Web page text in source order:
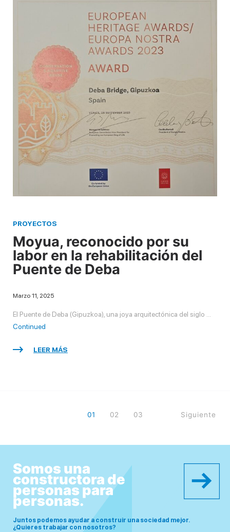
PROYECTOS
Moyua, reconocido por su
labor en la rehabilitación del
Puente de Deba
Marzo 11, 2025
El Puente de Deba (Gipuzkoa), una joya arquitectónica del siglo …
Continued
LEER MÁS
01 02 03 Siguiente
Somos una
constructora de
personas para
personas.
Juntos podemos ayudar a construir una sociedad mejor.
¿Quieres trabajar con nosotros?